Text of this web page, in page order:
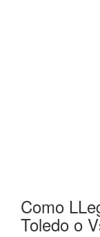
Como
Toledo o